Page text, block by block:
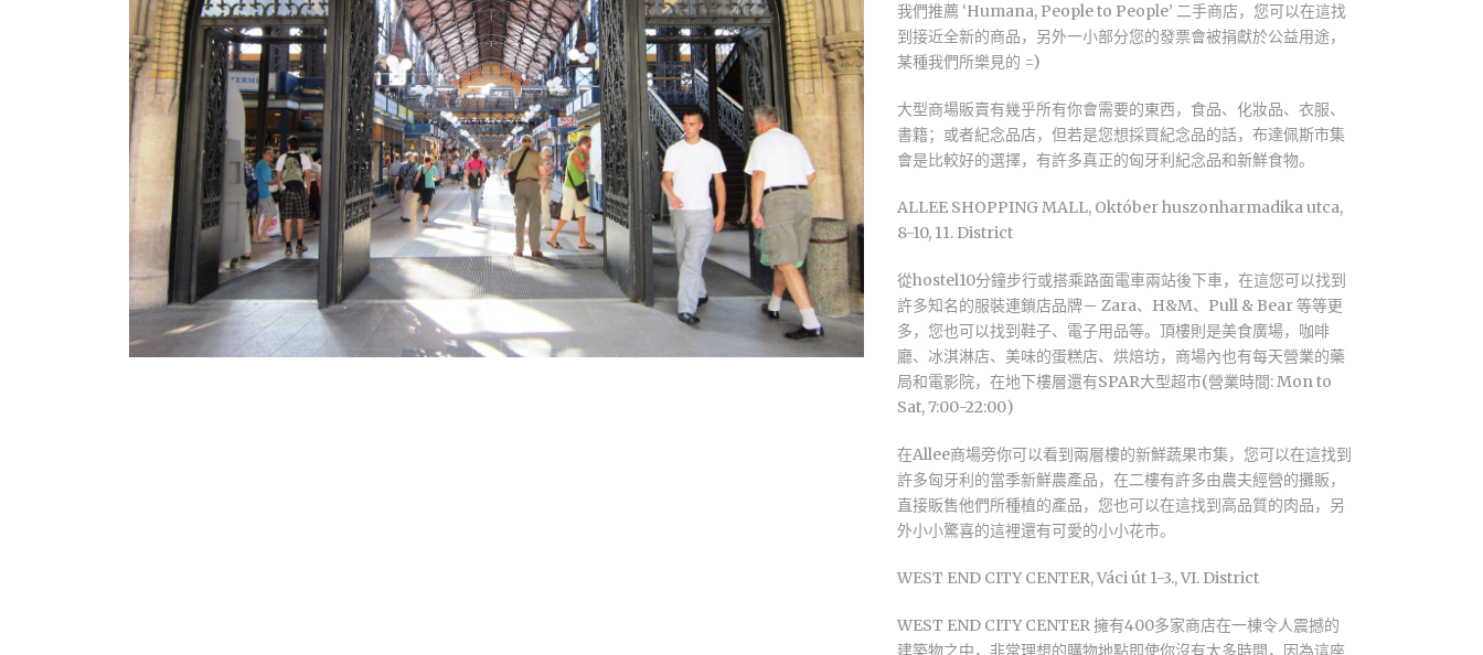
我們推薦 ‘Humana, People to People’ 二手商店，您可以在這找
到接近全新的商品，另外一小部分您的發票會被捐獻於公益用途，
某種我們所樂見的 =)
大型商場販賣有幾乎所有你會需要的東西，食品、化妝品、衣服、
書籍；或者紀念品店，但若是您想採買紀念品的話，布達佩斯市集
會是比較好的選擇，有許多真正的匈牙利紀念品和新鮮食物。
ALLEE SHOPPING MALL, Október huszonharmadika utca,
8-10, 11. District
從hostel10分鐘步行或搭乘路面電車兩站後下車，在這您可以找到
許多知名的服裝連鎖店品牌－ Zara、H&M、Pull & Bear 等等更
多，您也可以找到鞋子、電子用品等。頂樓則是美食廣場，咖啡
廳、冰淇淋店、美味的蛋糕店、烘焙坊，商場內也有每天營業的藥
局和電影院，在地下樓層還有SPAR大型超市(營業時間: Mon to
Sat, 7:00-22:00)
在Allee商場旁你可以看到兩層樓的新鮮蔬果市集，您可以在這找到
許多匈牙利的當季新鮮農產品，在二樓有許多由農夫經營的攤販，
直接販售他們所種植的產品，您也可以在這找到高品質的肉品，另
外小小驚喜的這裡還有可愛的小小花市。
WEST END CITY CENTER, Váci út 1-3., VI. District
WEST END CITY CENTER 擁有400多家商店在一棟令人震撼的
建築物之中，非常理想的購物地點即使你沒有太多時間，因為這座